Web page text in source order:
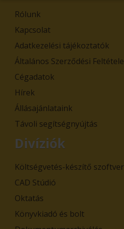
Rólunk
Kapcsolat
Adatkezelési tájékoztatók
Általános Szerződési
Cégadatok
Hírek
Állásajánlataink
Távoli segítségnyújtás
Divíziók
Költségvetés-készítő
CAD Stúdió
Oktatás
Könyvkiadó és bolt